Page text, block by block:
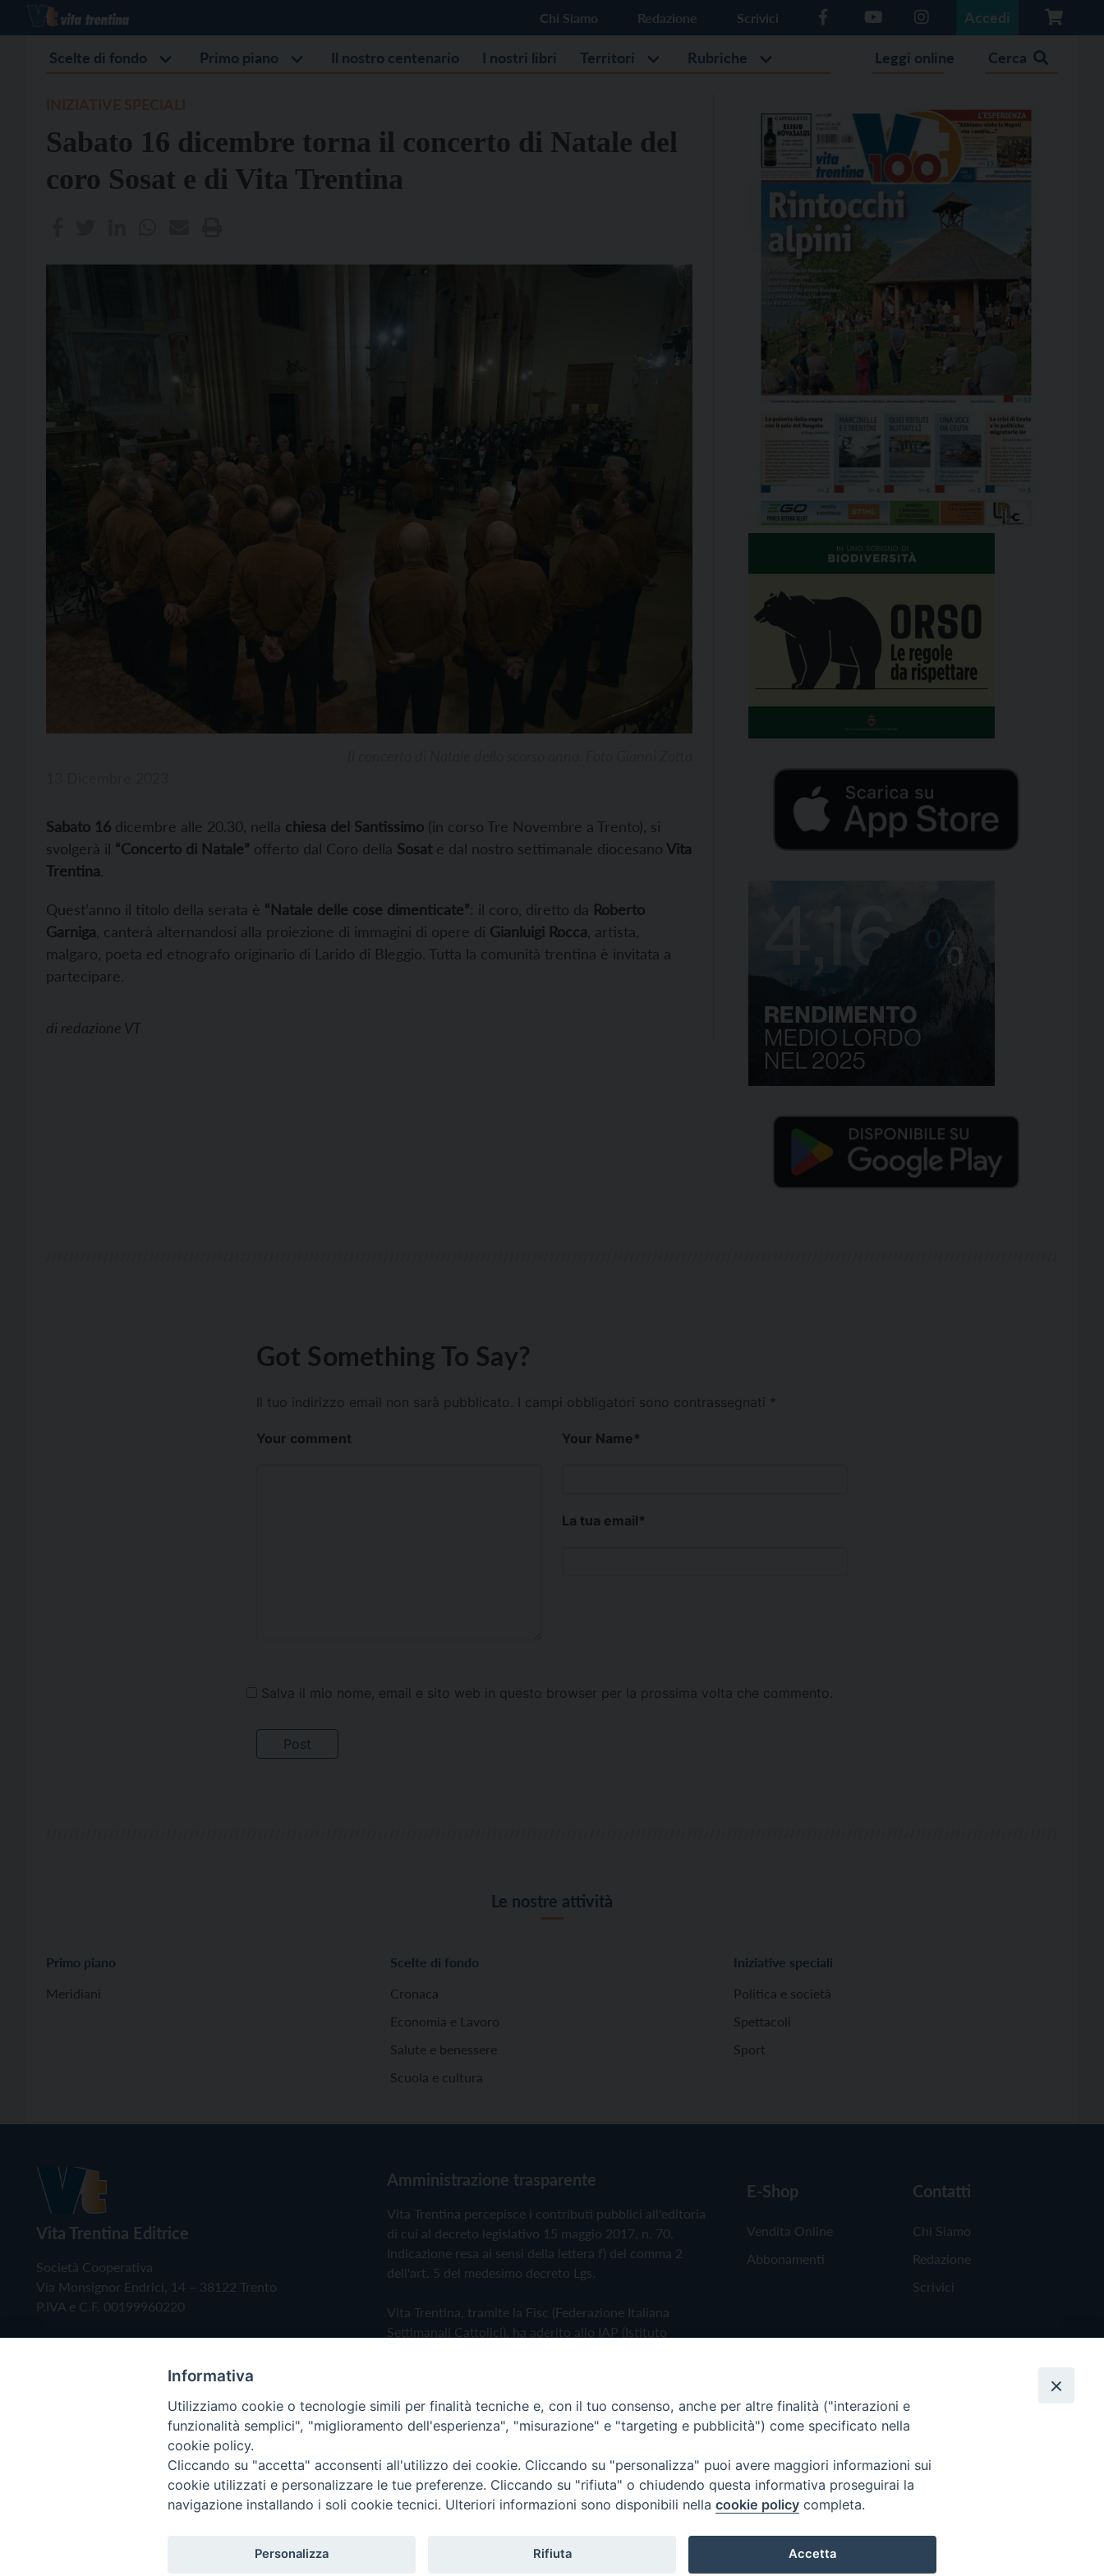
Chi Siamo Redazione Scrivici Accedi
Scelte di fondo Primo piano Il nostro centenario I nostri libri Territori Rubriche Leggi online Cerca
Sabato 16 dicembre torna il concerto di Natale del
coro Sosat e di Vita Trentina
Sabato 16 dicembre alle 20.30, nella chiesa del Santissimo (in corso Tre Novembre a Trento), si
svolgerà il “Concerto di Natale” offerto dal Coro della Sosate dal nostro settimanale diocesano Vita
Trentina.
Quest’anno il titolo della serata è “Natale delle cose dimenticate”: il coro, diretto da Roberto
Garniga , canterà alternandosi alla proiezione di immagini di opere di Gianluigi Rocca , artista,
malgaro, poeta ed etnografo originario di Larido di Bleggio. Tutta la comunità trentina è invitata a
partecipare.
di redazione VT
Got Something To Say?
Il tuo indirizzo email non sarà pubblicato. I campi obbligatori sono contrassegnati *
Your comment Your Name*
La tua email*
Salva il mio nome, email e sito web in questo browser per la prossima volta che commento.
Le nostre attività
Primo piano
Meridiani
Scelte di fondo
Cronaca
Economia e Lavoro
Salute e benessere
Scuola e cultura
Iniziative speciali
Politica e società
Spettacoli
Sport
Vita Trentina Editrice
Società Cooperativa
Via Monsignor Endrici, 14 – 38122 Trento
P.IVA e C.F. 00199960220
Amministrazione trasparente
Vita Trentina percepisce i contributi pubblici all'editoria
di cui al decreto legislativo 15 maggio 2017, n. 70.
Indicazione resa ai sensi della lettera f) del comma 2
dell'art. 5 del medesimo decreto Lgs.
Vita Trentina, tramite la Fisc (Federazione Italiana
Settimanali Cattolici), ha aderito allo IAP (Istituto
Privacy Policy Cookie Policy
E-Shop
Vendita Online
Abbonamenti
Contatti
Chi Siamo
Redazione
Scrivici
Copyright © 2019 - Tutti i diritti riservati - Vita Trentina Editrice
Informativa
Utilizziamo cookie o tecnologie simili per finalità tecniche e, con il tuo consenso, anche per altre finalità ("interazioni e
funzionalità semplici", "miglioramento dell'esperienza", "misurazione" e "targeting e pubblicità") come specificato nella
cookie policy.
Cliccando su "accetta" acconsenti all'utilizzo dei cookie. Cliccando su "personalizza" puoi avere maggiori informazioni sui
cookie utilizzati e personalizzare le tue preferenze. Cliccando su "rifiuta" o chiudendo questa informativa proseguirai la
navigazione installando i soli cookie tecnici. Ulteriori informazioni sono disponibili nella cookie policy completa.
Personalizza Rifiuta Accetta